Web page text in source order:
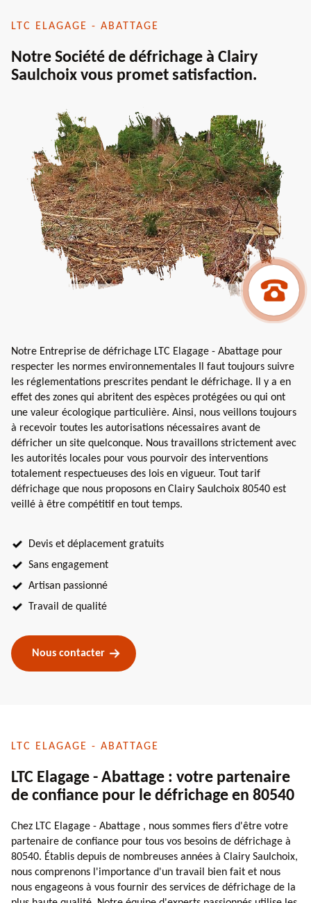
LTC ELAGAGE - ABATTAGE
Notre Société de défrichage à Clairy
Saulchoix vous promet satisfaction.
Notre Entreprise de défrichage LTC Elagage - Abattage pour
respecter les normes environnementales Il faut toujours suivre
les réglementations prescrites pendant le défrichage. Il y a en
effet des zones qui abritent des espèces protégées ou qui ont
une valeur écologique particulière. Ainsi, nous veillons toujours
à recevoir toutes les autorisations nécessaires avant de
défricher un site quelconque. Nous travaillons strictement avec
les autorités locales pour vous pourvoir des interventions
totalement respectueuses des lois en vigueur. Tout tarif
défrichage que nous proposons en Clairy Saulchoix 80540 est
veillé à être compétitif en tout temps.
Devis et déplacement gratuits
Sans engagement
Artisan passionné
Travail de qualité
Nous contacter
LTC ELAGAGE - ABATTAGE
LTC Elagage - Abattage : votre partenaire
de confiance pour le défrichage en 80540
Chez LTC Elagage - Abattage , nous sommes fiers d'être votre
partenaire de confiance pour tous vos besoins de défrichage à
80540. Établis depuis de nombreuses années à Clairy Saulchoix,
nous comprenons l'importance d'un travail bien fait et nous
nous engageons à vous fournir des services de défrichage de la